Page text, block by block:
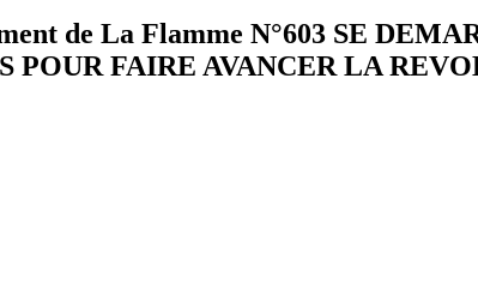
de La Flamme N°603 SE
POUR FAIRE AVANCER LA